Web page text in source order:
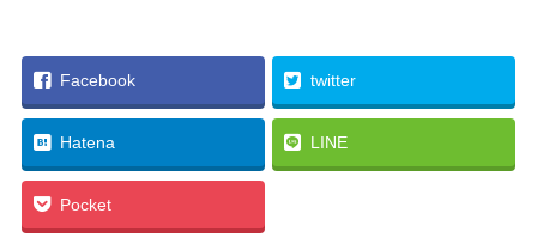
Facebook twitter
Hatena LINE
Pocket